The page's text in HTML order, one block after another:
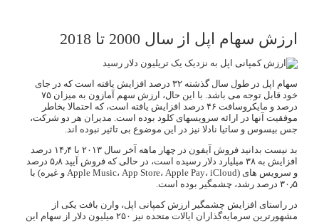
ارزش سهام اپل از سال 2000 تا 2018
سهام اپل در طول سال گذشته ۳۲ درصد افزایش یافته است که در جای
خود قابل توجه می باشد. با این حال، ارزش سهم آمازون به میزان ۷۵
درصد و مایکروسافت ۴۶ درصد افزایش یافته است، که احتمالا بخاطر
موفقیت آنها در ارائه سرویسهای کلود بوده است. مدیران هر دو شرکت،
جس بیسوس و ساتیا نادلا نیز در این موضوع بی تاثیر نبوده اند.
بد نیست بدانید فروش آیفون در چهار ماهه آخر سال ۲۰۱۳ با ۱۴٫۴ درصد
افزایش به ۳۸ میلیارد دلار رسیده است، در حالی که فروش آیپد ۵٫۸ درصد
و سرویس های (Apple Music، App Store، Apple Pay، iCloud و غیره) با
۳۰٫۵ درصد رشد، چشمگیر بوده است.
در راستای افزایش چشمگیر ارزش کمپانی اپل، وارن بافت یکی از
مشهورترین سرمایه‌گذاران ایالات متحده نیز ۲۵۰ میلیون دلار از سهام این